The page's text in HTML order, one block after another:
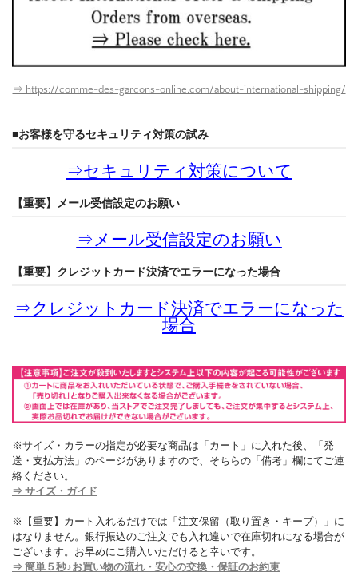
⇒ https://comme-des-garcons-online.com/about-international-shipping/
■お客様を守るセキュリティ対策の試み
⇒セキュリティ対策について
【重要】メール受信設定のお願い
⇒メール受信設定のお願い
【重要】クレジットカード決済でエラーになった場合
⇒クレジットカード決済でエラーになった
場合
※サイズ・カラーの指定が必要な商品は「カート」に入れた後、「発
送・支払方法」のページがありますので、そちらの「備考」欄にてご連
絡ください。
⇒ サイズ・ガイド
※【重要】カート入れるだけでは「注文保留（取り置き・キープ）」に
はなりません。銀行振込のご注文でも入れ違いで在庫切れになる場合が
ございます。お早めにご購入いただけると幸いです。
⇒ 簡単５秒♪お買い物の流れ・安心の交換・保証のお約束